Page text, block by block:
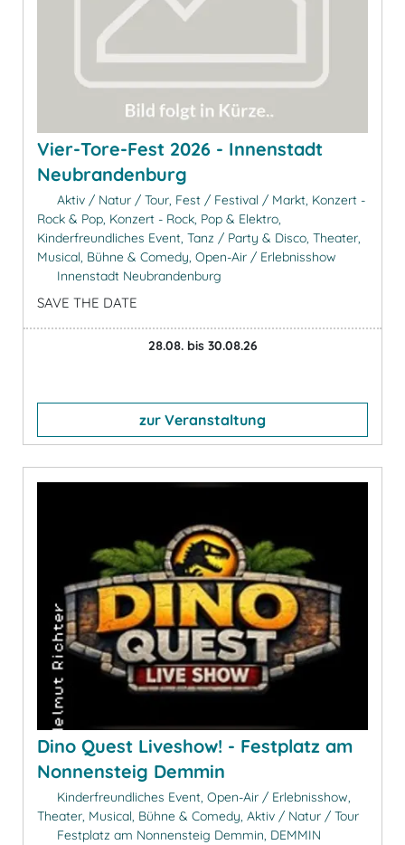
Vier-Tore-Fest 2026 - Innenstadt
Neubrandenburg
Aktiv / Natur / Tour, Fest / Festival / Markt, Konzert -
Rock & Pop, Konzert - Rock, Pop & Elektro,
Kinderfreundliches Event, Tanz / Party & Disco, Theater,
Musical, Bühne & Comedy, Open-Air / Erlebnisshow
Innenstadt Neubrandenburg
SAVE THE DATE
28.08. bis 30.08.26
zur Veranstaltung
Dino Quest Liveshow! - Festplatz am
Nonnensteig Demmin
Kinderfreundliches Event, Open-Air / Erlebnisshow,
Theater, Musical, Bühne & Comedy, Aktiv / Natur / Tour
Festplatz am Nonnensteig Demmin, DEMMIN